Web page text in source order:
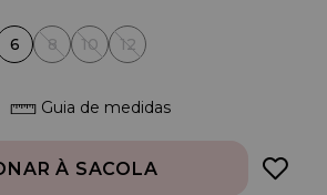
6 8 10 12
Guia de medidas
À SACOLA